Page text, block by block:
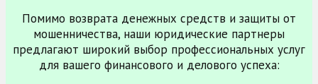
Помимо возврата денежных средств и защиты от
мошенничества, наши юридические партнеры
предлагают широкий выбор профессиональных услуг
для вашего финансового и делового успеха: